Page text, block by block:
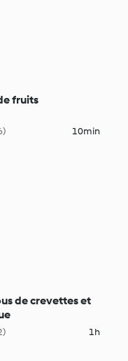
fruits
10min
de crevettes et
1h